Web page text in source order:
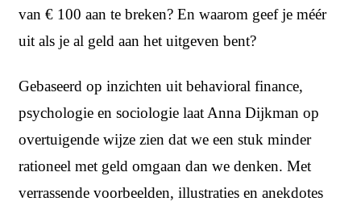
van € 100 aan te breken? En waarom geef je méér
uit als je al geld aan het uitgeven bent?
Gebaseerd op inzichten uit behavioral finance,
psychologie en sociologie laat Anna Dijkman op
overtuigende wijze zien dat we een stuk minder
rationeel met geld omgaan dan we denken. Met
verrassende voorbeelden, illustraties en anekdotes